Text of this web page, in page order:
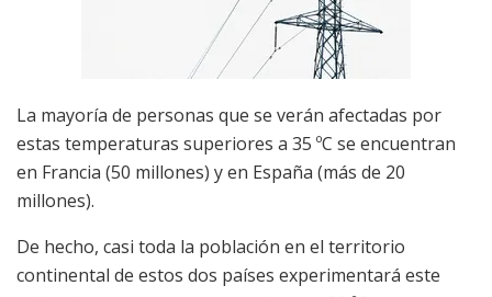
La mayoría de personas que se verán afectadas por
estas temperaturas superiores a 35 ºC se encuentran
en Francia (50 millones) y en España (más de 20
millones).
De hecho, casi toda la población en el territorio
continental de estos dos países experimentará este